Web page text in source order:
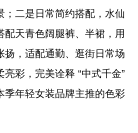
；二是日常简约搭配，水仙
配天青色阔腿裤、半裙，用
扬，适配通勤、逛街日常场
彩，完美诠释 “中式千金”
季年轻女装品牌主推的色彩